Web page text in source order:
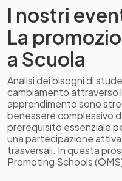
I nostri
La
a Scuola
Analisi dei bisogni di
cambiamento attraverso
apprendimento sono
benessere complessivo
prerequisito essenziale
una partecipazione
trasversali. In questa
Promoting Schools